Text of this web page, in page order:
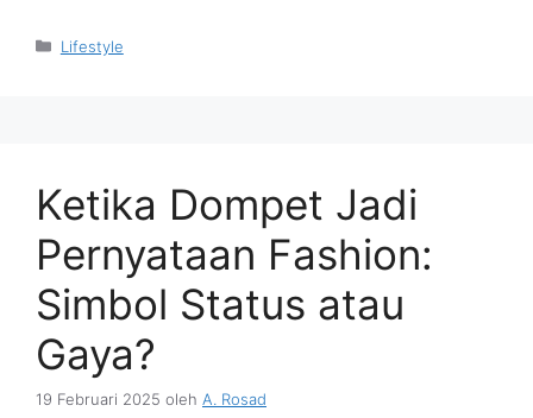
Kategori
Lifestyle
Ketika Dompet Jadi
Pernyataan Fashion:
Simbol Status atau
Gaya?
19 Februari 2025 oleh A. Rosad